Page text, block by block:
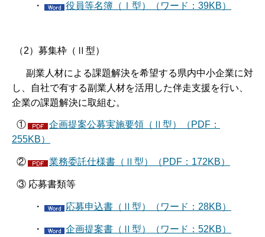
・ 役員等名簿（Ⅰ型）（ワード：39KB）
（2）募集枠（Ⅱ型）
副業人材による課題解決を希望する県内中小企業に対
し、自社で有する副業人材を活用した伴走支援を行い、
企業の課題解決に取組む。
①
企画提案公募実施要領（Ⅱ型）（PDF：
255KB）
② 業務委託仕様書（Ⅱ型）（PDF：172KB）
③ 応募書類等
・ 応募申込書（Ⅱ型）（ワード：28KB）
・ 企画提案書（Ⅱ型）（ワード：52KB）